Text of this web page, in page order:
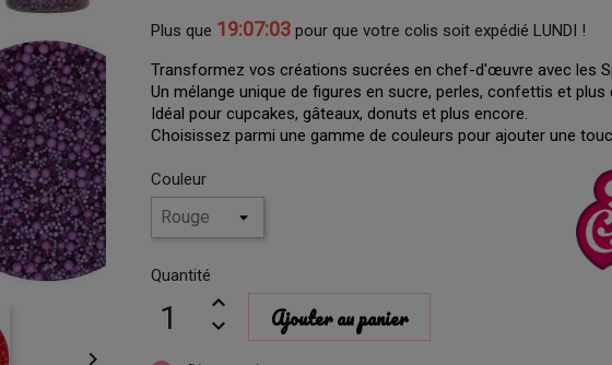

Plus que 19:07:02 pour que votre colis soit expédié LUNDI !
Transformez vos créations sucrées en chef-d'œuvre avec les
Un mélange unique de figures en sucre, perles, confettis et
Idéal pour cupcakes, gâteaux, donuts et plus encore.
Choisissez parmi une gamme de couleurs pour ajouter une
Couleur
Quantité
Ajouter au panier